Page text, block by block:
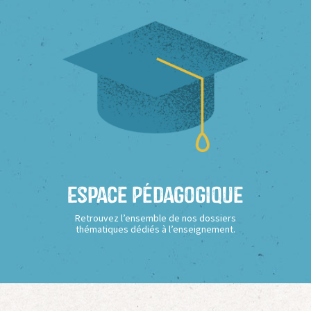
Espace Pédagogique
Retrouvez l’ensemble de nos dossiers
thématiques dédiés à l’enseignement.